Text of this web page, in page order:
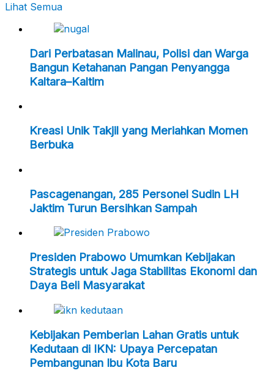
Lihat Semua
Dari Perbatasan Malinau, Polisi dan Warga
Bangun Ketahanan Pangan Penyangga
Kaltara–Kaltim
Kreasi Unik Takjil yang Meriahkan Momen
Berbuka
Pascagenangan, 285 Personel Sudin LH
Jaktim Turun Bersihkan Sampah
Presiden Prabowo Umumkan Kebijakan
Strategis untuk Jaga Stabilitas Ekonomi dan
Daya Beli Masyarakat
Kebijakan Pemberian Lahan Gratis untuk
Kedutaan di IKN: Upaya Percepatan
Pembangunan Ibu Kota Baru